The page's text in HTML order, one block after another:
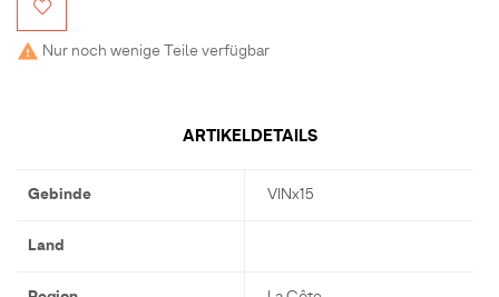
 Nur noch wenige Teile verfügbar
ARTIKELDETAILS
Gebinde VINx15
Land